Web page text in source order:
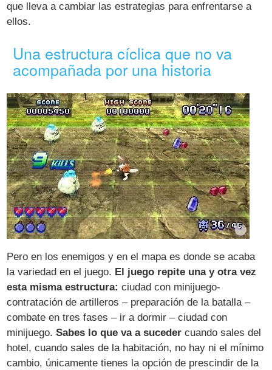
que lleva a cambiar las estrategias para enfrentarse a
ellos.
Una estructura cíclica que no va
acompañada por una historia
Pero en los enemigos y en el mapa es donde se acaba
la variedad en el juego. El juego repite una y otra vez
esta misma estructura: ciudad con minijuego-
contratación de artilleros – preparación de la batalla –
combate en tres fases – ir a dormir – ciudad con
minijuego.Sabes lo que va a suceder cuando sales del
hotel, cuando sales de la habitación, no hay ni el mínimo
cambio, únicamente tienes la opción de prescindir de la